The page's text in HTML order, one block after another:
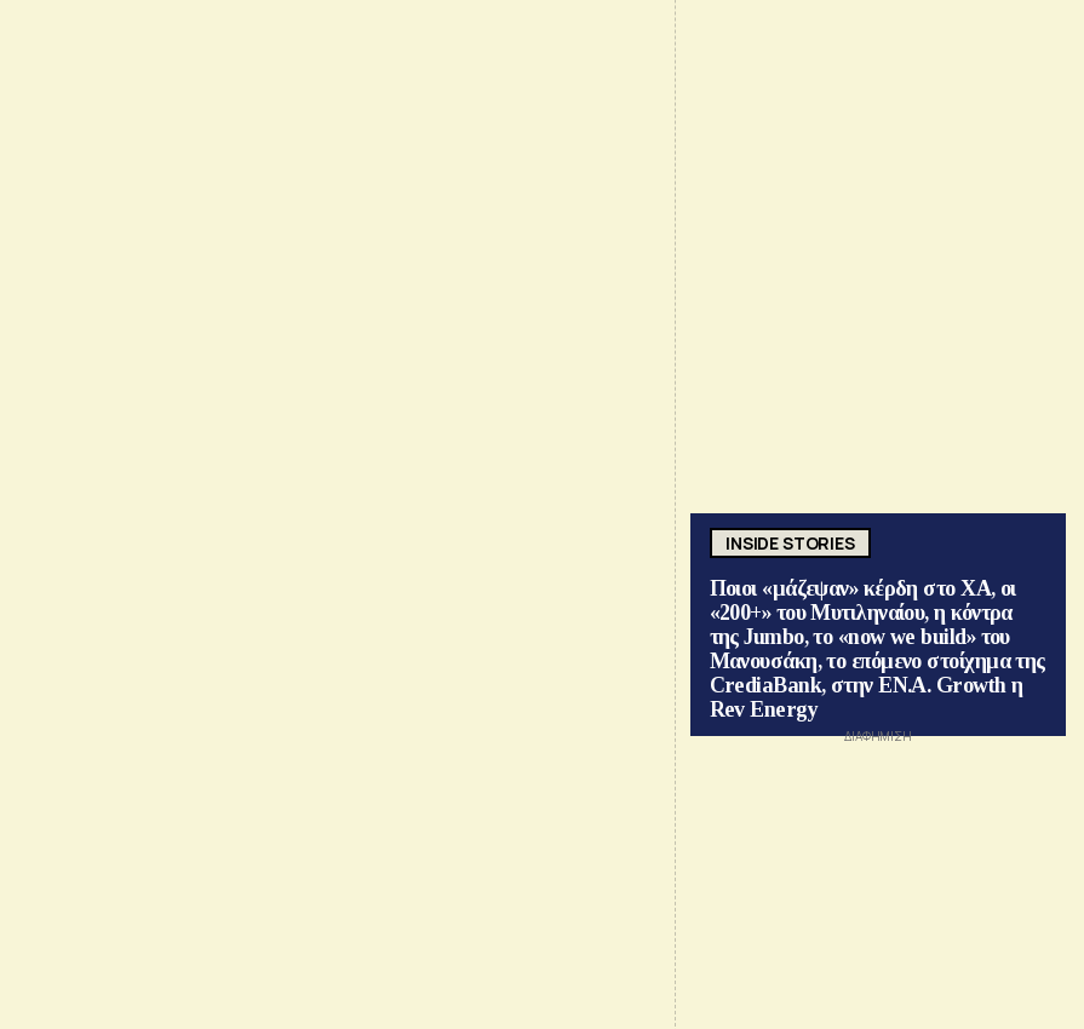
INSIDE STORIES
Ποιοι «μάζεψαν» κέρδη στο ΧΑ, οι
«200+» του Μυτιληναίου, η κόντρα
της Jumbo, το «now we build» του
Μανουσάκη, το επόμενο στοίχημα της
CrediaBank, στην ΕΝ.Α. Growth η
Rev Energy